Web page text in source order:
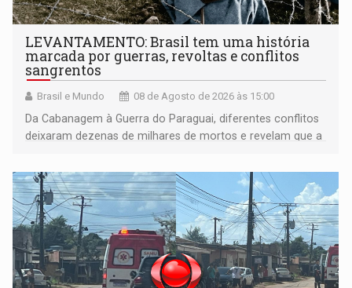
LEVANTAMENTO: Brasil tem uma história
marcada por guerras, revoltas e conflitos
sangrentos
Brasil e Mundo 08 de Agosto de 2026 às 15:00
Da Cabanagem à Guerra do Paraguai, diferentes conflitos
deixaram dezenas de milhares de mortos e revelam que a
territoriais e sociais